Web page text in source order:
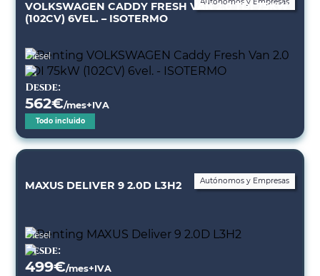
VOLKSWAGEN CADDY FRESH VAN 2.0 TDI 75KW
(102CV) 6VEL. – ISOTERMO
Diésel
Autónomos y Empresas
Desde:
562€/mes+IVA
Todo incluido
MAXUS DELIVER 9 2.0D L3H2
Diésel
Desde:
499€/mes+IVA